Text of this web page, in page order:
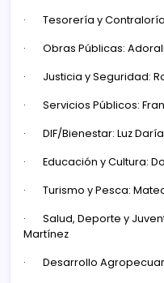
· Tesorería y
· Obras Públicas:
· Justicia y Seguridad:
· Servicios Públicos:
· DIF/Bienestar: Luz
· Educación y Cultura:
· Turismo y Pesca:
· Salud, Deporte y
Martínez
· Desarrollo